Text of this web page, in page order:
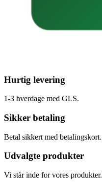
Hurtig levering
1-3 hverdage med GLS.
Sikker betaling
Betal sikkert med betalingskort.
Udvalgte produkter
Vi står inde for vores produkter.